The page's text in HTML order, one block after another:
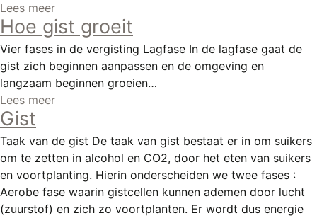
Lees meer
Hoe gist groeit
Vier fases in de vergisting Lagfase In de lagfase gaat de
gist zich beginnen aanpassen en de omgeving en
langzaam beginnen groeien…
Lees meer
Gist
Taak van de gist De taak van gist bestaat er in om suikers
om te zetten in alcohol en CO2, door het eten van suikers
en voortplanting. Hierin onderscheiden we twee fases :
Aerobe fase waarin gistcellen kunnen ademen door lucht
(zuurstof) en zich zo voortplanten. Er wordt dus energie